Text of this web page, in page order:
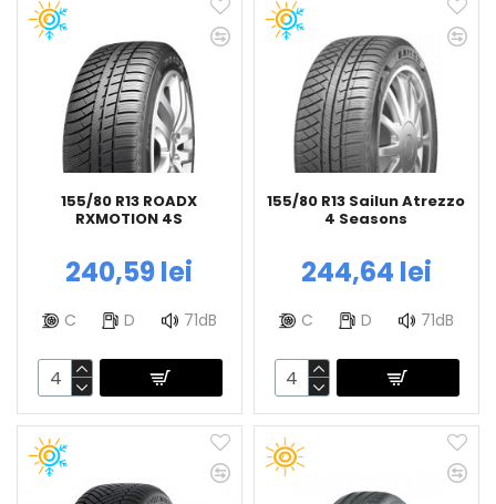
155/80 R13 ROADX
RXMOTION 4S
240,59 lei
C D 71dB
155/80 R13 Sailun Atrezzo
4 Seasons
244,64 lei
C D 71dB